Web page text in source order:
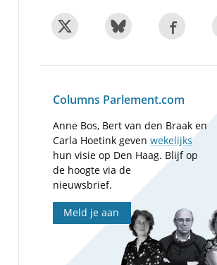
Columns Parlement.com
Anne Bos, Bert van den Braak en
Carla Hoetink gevenwekelijks
hun visie op Den Haag. Blijf op
de hoogte via de
nieuwsbrief.
Meld je aan